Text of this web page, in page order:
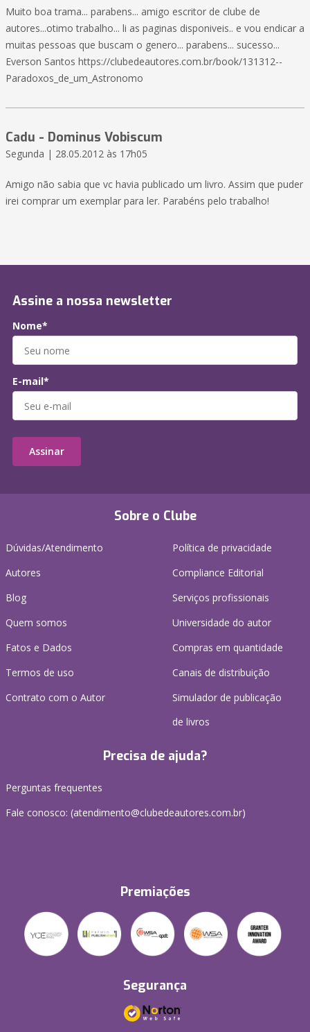
Muito boa trama... parabens... amigo escritor de clube de
autores...otimo trabalho... li as paginas disponiveis.. e vou endicar a
muitas pessoas que buscam o genero... parabens... sucesso...
Everson Santos https://clubedeautores.com.br/book/131312--
Paradoxos_de_um_Astronomo
Cadu - Dominus Vobiscum
Segunda | 28.05.2012 às 17h05
Amigo não sabia que vc havia publicado um livro. Assim que puder
irei comprar um exemplar para ler. Parabéns pelo trabalho!
Sobre o Clube
Dúvidas/Atendimento
Autores
Blog
Quem somos
Fatos e Dados
Termos de uso
Contrato com o Autor
Política de privacidade
Compliance Editorial
Serviços profissionais
Universidade do autor
Compras em quantidade
Canais de distribuição
Simulador de publicação
de livros
Precisa de ajuda?
Perguntas frequentes
Fale conosco: (atendimento@clubedeautores.com.br)
Premiações
Segurança
Assine a nossa newsletter
Nome*
E-mail*
Assinar